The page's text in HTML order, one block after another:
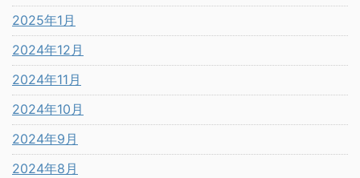
2025年1月
2024年12月
2024年11月
2024年10月
2024年9月
2024年8月